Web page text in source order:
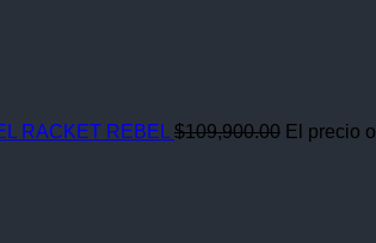
RACKET REBEL $109,900.00 El precio